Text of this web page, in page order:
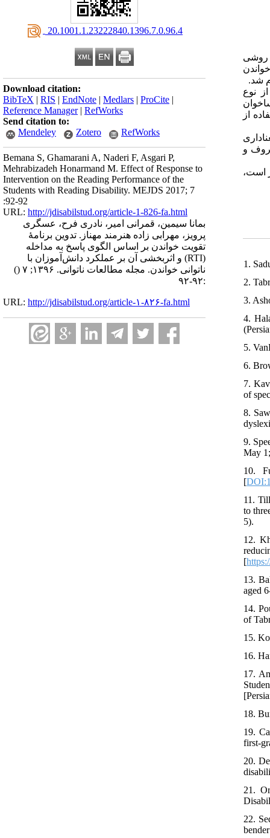
‎ 20.1001.1.23222840.1396.7.0.96.4
Download citation:
BibTeX | RIS | EndNote | Medlars | ProCite |
Reference Manager| RefWorks
Send citation to:
Mendeley
Zotero RefWorks
Bemana S, Ghamarani A, Naderi F, Asgari P,
Mehrabizadeh Honarmand M. Effect of Response to
Intervention on the Reading Performance of the
Students with Reading Disability. MEJDS 2017; 7
:92-92
URL: http://jdisabilstud.org/article-1-826-fa.html
بمانا سیمین، قمرانی امیر، نادری فرح، عسگری
پرویز، مهرابی زاده هنرمند مهناز. تدوین برنامهٔ
تقویت خواندن بر اساس الگوی پاسخ به مداخله
(RTI) و اثربخشی آن بر عملکرد دانش‌آموزان با
ناتوانی خواندن. مجله مطالعات ناتوانی. ۱۳۹۶; ۷
()
:۹۲-۹۲
URL: http://jdisabilstud.org/article-۱-۸۲۶-fa.html
روشی
شد.
نوع
از میان ۶۰ دانش‌آموز نارساخوان
از
و
است،
1.
2.
3.
4.
5.
6.
7.
of
8.
9.
May
10.
[
11.
to
5).
12.
[
13.
aged
14.
of
15.
16.
17.
18.
19.
first-
20.
21.
22.